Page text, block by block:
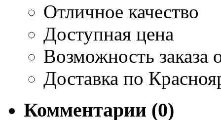
Отличное качество
Доступная цена
Возможность заказа
Доставка по
Комментарии (0)